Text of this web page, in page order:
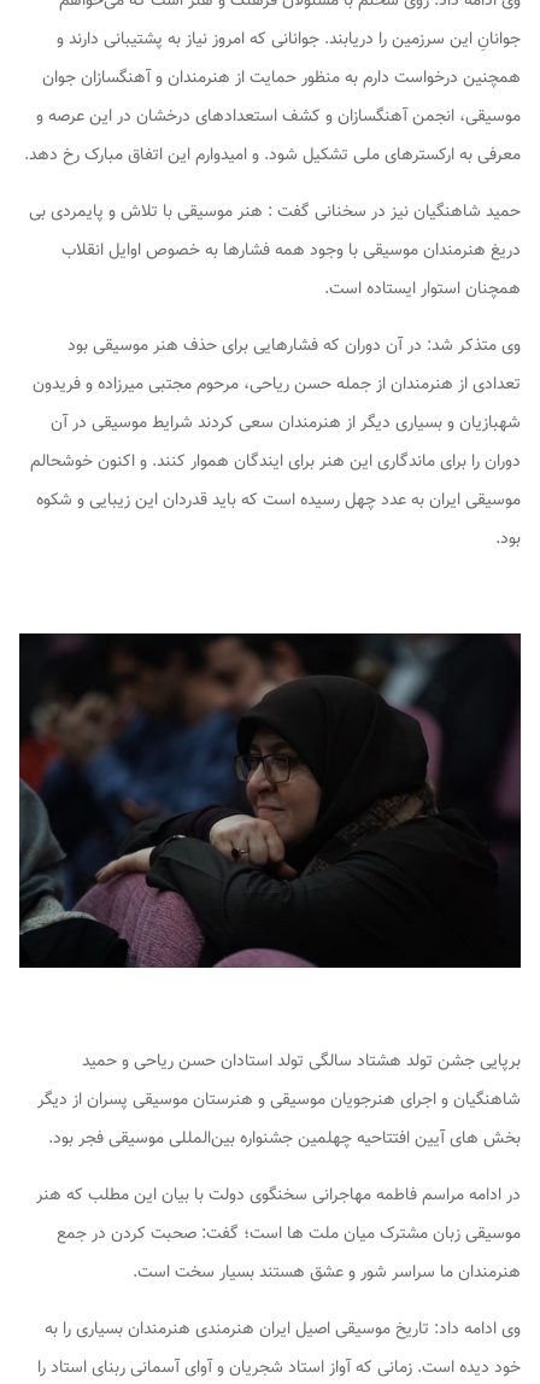
جوانانِ این سرزمین را دریابند. جوانانی که امروز نیاز به پشتیبانی دارند و
همچنین درخواست دارم به منظور حمایت از هنرمندان و آهنگسازان جوان
موسیقی، انجمن آهنگسازان و کشف استعدادهای درخشان در این عرصه و
معرفی به ارکسترهای ملی تشکیل شود. و امیدوارم این اتفاق مبارک رخ دهد.
حمید شاهنگیان نیز در سخنانی گفت : هنر موسیقی با تلاش و پایمردی بی
دریغ هنرمندان موسیقی با وجود همه فشارها به خصوص اوایل انقلاب
همچنان استوار ایستاده است.
وی متذکر شد: در آن دوران که فشارهایی برای حذف هنر موسیقی بود
تعدادی از هنرمندان از جمله حسن ریاحی، مرحوم مجتبی میرزاده و فریدون
شهبازیان و بسیاری دیگر از هنرمندان سعی کردند شرایط موسیقی در آن
دوران را برای ماندگاری این هنر برای ایندگان هموار کنند. و اکنون خوشحالم
موسیقی ایران به عدد چهل رسیده است که باید قدردان این زیبایی و شکوه
بود.
برپایی جشن تولد هشتاد سالگی تولد استادان حسن ریاحی و حمید
شاهنگیان و اجرای هنرجویان موسیقی و هنرستان موسیقی پسران از دیگر
بخش های آیین افتتاحیه چهلمین جشنواره بین‌المللی موسیقی فجر بود.
در ادامه مراسم فاطمه مهاجرانی سخنگوی دولت با بیان این مطلب که هنر
موسیقی زبان مشترک میان ملت ها است‌؛ گفت: صحبت کردن در جمع
هنرمندان ما سراسر شور و عشق هستند بسیار سخت است.
وی ادامه داد: تاریخ موسیقی اصیل ایران هنرمندی هنرمندان بسیاری را به
خود دیده است. زمانی که آواز استاد شجریان و آوای آسمانی ربنای استاد را